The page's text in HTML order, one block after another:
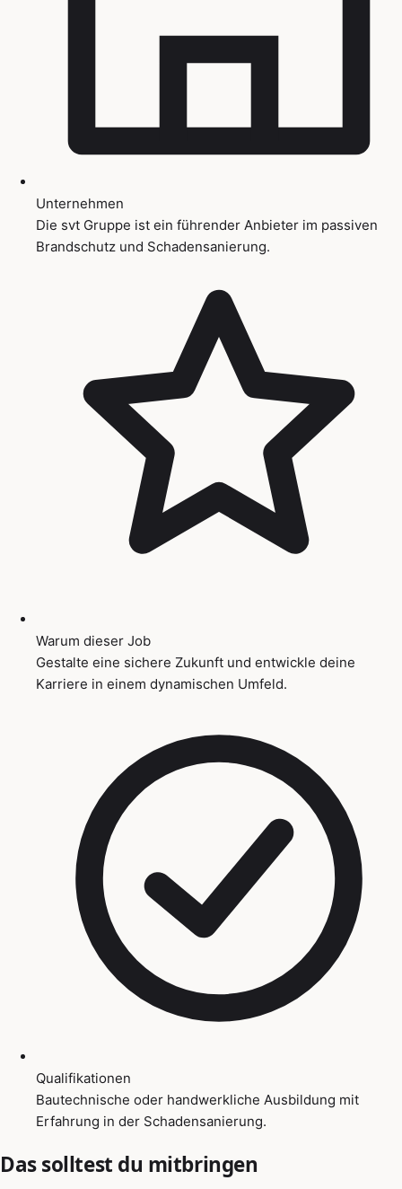
Unternehmen
Die svt Gruppe ist ein führender Anbieter im passiven
Brandschutz und Schadensanierung.
Warum dieser Job
Gestalte eine sichere Zukunft und entwickle deine
Karriere in einem dynamischen Umfeld.
Qualifikationen
Bautechnische oder handwerkliche Ausbildung mit
Erfahrung in der Schadensanierung.
Das solltest du mitbringen